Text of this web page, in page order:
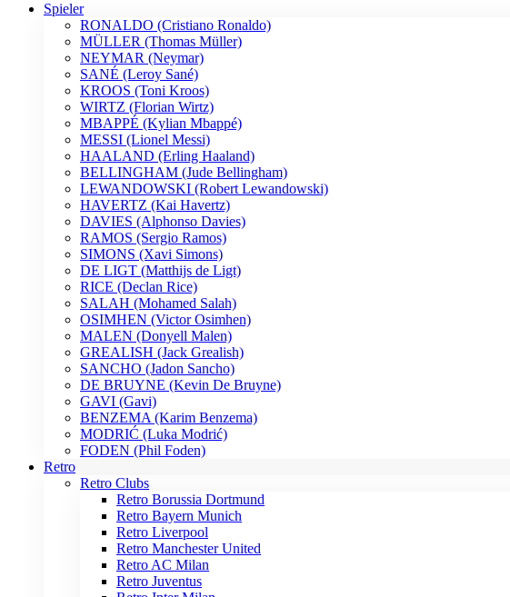
Spieler
RONALDO (Cristiano Ronaldo)
MÜLLER (Thomas Müller)
NEYMAR (Neymar)
SANÉ (Leroy Sané)
KROOS (Toni Kroos)
WIRTZ (Florian Wirtz)
MBAPPÉ (Kylian Mbappé)
MESSI (Lionel Messi)
HAALAND (Erling Haaland)
BELLINGHAM (Jude Bellingham)
LEWANDOWSKI (Robert Lewandowski)
HAVERTZ (Kai Havertz)
DAVIES (Alphonso Davies)
RAMOS (Sergio Ramos)
SIMONS (Xavi Simons)
DE LIGT (Matthijs de Ligt)
RICE (Declan Rice)
SALAH (Mohamed Salah)
OSIMHEN (Victor Osimhen)
MALEN (Donyell Malen)
GREALISH (Jack Grealish)
SANCHO (Jadon Sancho)
DE BRUYNE (Kevin De Bruyne)
GAVI (Gavi)
BENZEMA (Karim Benzema)
MODRIĆ (Luka Modrić)
FODEN (Phil Foden)
Retro
Retro Clubs
Retro Borussia Dortmund
Retro Bayern Munich
Retro Liverpool
Retro Manchester United
Retro AC Milan
Retro Juventus